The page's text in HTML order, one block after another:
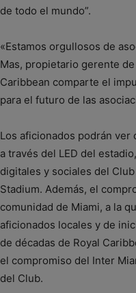
de todo el mundo”.
«Estamos orgullosos de
Mas, propietario gerente
Caribbean comparte el
para el futuro de las
Los aficionados podrán ver
a través del LED del
digitales y sociales del
Stadium. Además, el
comunidad de Miami, a la
aficionados locales y de
de décadas de Royal
el compromiso del Inter
del Club.